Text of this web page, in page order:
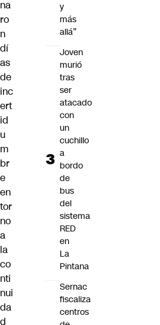
na
ro
n
dí
as
de
inc
ert
id
u
m
br
e
en
tor
no
a
la
co
nti
nui
da
d
y
más
allá”
Joven
murió
tras
ser
atacado
con
un
cuchillo
a
bordo
de
bus
del
sistema
RED
en
La
Pintana
Sernac
fiscaliza
centros